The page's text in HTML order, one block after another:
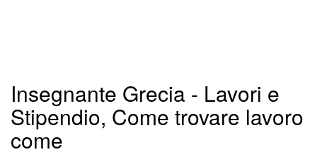
Insegnante Grecia - Lavori e
Stipendio, Come trovare lavoro
come